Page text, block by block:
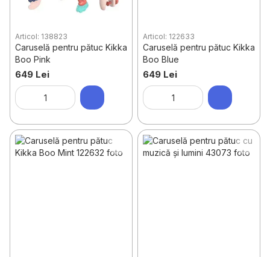
Articol: 138823
Caruselă pentru pătuc Kikka
Boo Pink
649 Lei
Articol: 122633
Caruselă pentru pătuc Kikka
Boo Blue
649 Lei